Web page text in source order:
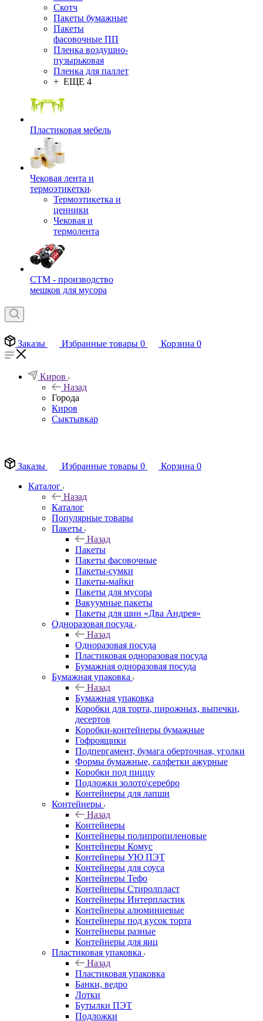
Скотч
Пакеты бумажные
Пакеты
фасовочные ПП
Пленка воздушно-
пузырьковая
Пленка для паллет
+ ЕЩЕ 4
Пластиковая мебель
Чековая лента и
термоэтикетки
Термоэтикетка и
ценники
Чековая и
термолента
СТМ - производство
мешков для мусора
Заказы Избранные товары 0 Корзина 0
Киров
Назад
Города
Киров
Сыктывкар
Заказы
Избранные товары 0 Корзина 0
Каталог
Назад
Каталог
Популярные товары
Пакеты
Назад
Пакеты
Пакеты фасовочные
Пакеты-сумки
Пакеты-майки
Пакеты для мусора
Вакуумные пакеты
Пакеты для шин «Два Андрея»
Одноразовая посуда
Назад
Одноразовая посуда
Пластиковая одноразовая посуда
Бумажная одноразовая посуда
Бумажная упаковка
Назад
Бумажная упаковка
Коробки для торта, пирожных, выпечки,
десертов
Коробки-контейнеры бумажные
Гофроящики
Подпергамент, бумага оберточная, уголки
Формы бумажные, салфетки ажурные
Коробки под пиццу
Подложки золото\серебро
Контейнеры для лапши
Контейнеры
Назад
Контейнеры
Контейнеры полипропиленовые
Контейнеры Комус
Контейнеры УЮ ПЭТ
Контейнеры для соуса
Контейнеры Тефо
Контейнеры Стиролпласт
Контейнеры Интерпластик
Контейнеры алюминиевые
Контейнеры под кусок торта
Контейнеры разные
Контейнеры для яиц
Пластиковая упаковка
Назад
Пластиковая упаковка
Банки, ведро
Лотки
Бутылки ПЭТ
Подложки